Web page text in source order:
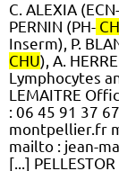
C. ALEXIA
PERNIN (PH-
Inserm), P.
CHU), A.
Lymphocytes
LEMAITRE
: 06 45 91 37
montpellier.fr
mailto : jean-
[...]